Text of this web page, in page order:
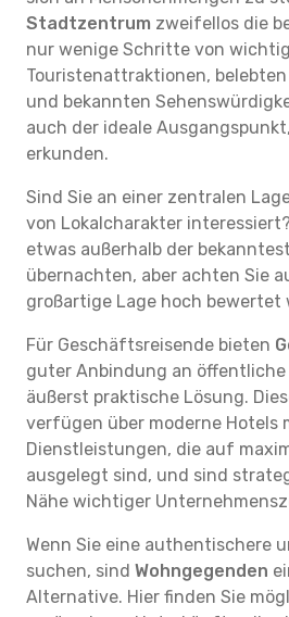
Stadtzentrum zweifellos die
nur wenige Schritte von
Touristenattraktionen,
und bekannten
auch der ideale
erkunden.
Sind Sie an einer zentralen
von Lokalcharakter
etwas außerhalb der
übernachten, aber achten Sie
großartige Lage hoch bewertet
Für Geschäftsreisende bieten
guter Anbindung an
äußerst praktische Lösung.
verfügen über moderne Hotels
Dienstleistungen, die auf
ausgelegt sind, und sind
Nähe wichtiger
Wenn Sie eine authentischere
suchen, sind Wohngegenden
Alternative. Hier finden Sie